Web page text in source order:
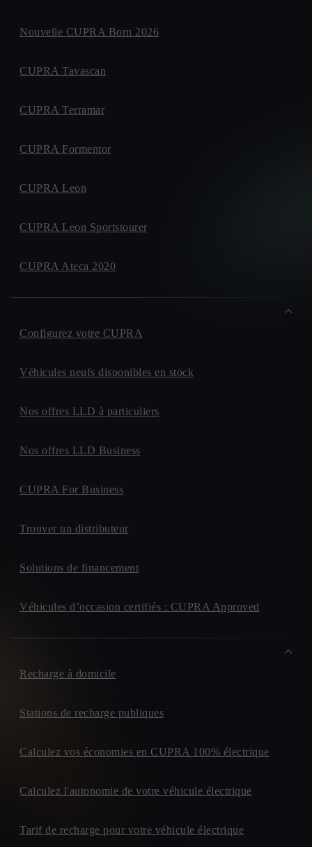
Nouvelle CUPRA Born 2026
CUPRA Tavascan
CUPRA Terramar
CUPRA Formentor
CUPRA Leon
CUPRA Leon Sportstourer
CUPRA Ateca 2020
Configurez votre CUPRA
Véhicules neufs disponibles en stock
Nos offres LLD à particuliers
Nos offres LLD Business
CUPRA For Business
Trouver un distributeur
Solutions de financement
Véhicules d’occasion certifiés : CUPRA Approved
Recharge à domicile
Stations de recharge publiques
Calculez vos économies en CUPRA 100% électrique
Calculez l'autonomie de votre véhicule électrique
Tarif de recharge pour votre véhicule électrique